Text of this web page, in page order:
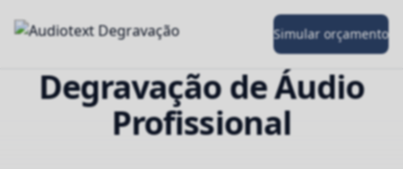
Simular orçamento
Degravação de Áudio
Profissional